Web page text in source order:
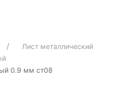
Лист металлический
0.9 мм ст08